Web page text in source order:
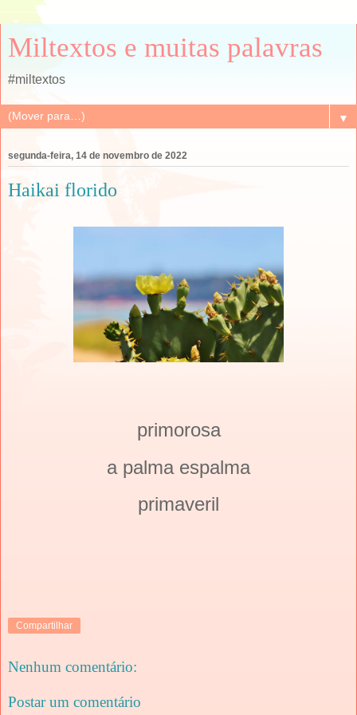
Miltextos e muitas palavras
#miltextos
▼
segunda-feira, 14 de novembro de 2022
Haikai florido
primorosa
a palma espalma
primaveril
Compartilhar
Nenhum comentário:
Postar um comentário